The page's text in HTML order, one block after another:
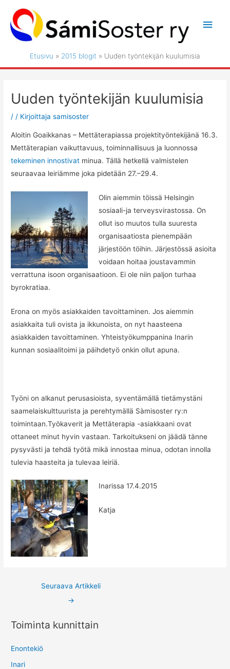
sisältöön
Etusivu 2015 blogit Uuden työntekijän kuulumisia
Uuden työntekijän kuulumisia
// Kirjoittajasamisoster
Aloitin Goaikkanas – Mettäterapiassa projektityöntekijänä 16.3.
Mettäterapian vaikuttavuus, toiminnallisuus ja luonnossa
tekeminen innostivat minua. Tällä hetkellä valmistelen
seuraavaa leiriämme joka pidetään 27.–29.4.
Olin aiemmin töissä Helsingin
sosiaali-ja terveysvirastossa. On
ollut iso muutos tulla suuresta
organisaatiosta pienempään
järjestöön töihin. Järjestössä asioita
voidaan hoitaa joustavammin
verrattuna isoon organisaatioon. Ei ole niin paljon turhaa
byrokratiaa.
Erona on myös asiakkaiden tavoittaminen. Jos aiemmin
asiakkaita tuli ovista ja ikkunoista, on nyt haasteena
asiakkaiden tavoittaminen. Yhteistyökumppanina Inarin
kunnan sosiaalitoimi ja päihdetyö onkin ollut apuna.
Työni on alkanut perusasioista, syventämällä tietämystäni
saamelaiskulttuurista ja perehtymällä Sàmisoster ry:n
toimintaan.Työkaverit ja Mettäterapia -asiakkaani ovat
ottaneet minut hyvin vastaan. Tarkoitukseni on jäädä tänne
pysyvästi ja tehdä työtä mikä innostaa minua, odotan innolla
tulevia haasteita ja tulevaa leiriä.
Inarissa 17.4.2015
Katja
Seuraava Artikkeli
→
Toiminta kunnittain
Enontekiö
Inari